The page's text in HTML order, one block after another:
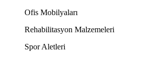
Ofis Mobilyaları
Rehabilitasyon Malzemeleri
Spor Aletleri